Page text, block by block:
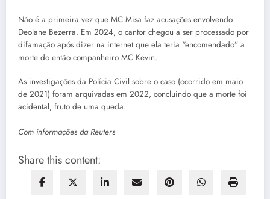
Não é a primeira vez que MC Misa faz acusações envolvendo
Deolane Bezerra. Em 2024, o cantor chegou a ser processado por
difamação após dizer na internet que ela teria “encomendado” a
morte do então companheiro MC Kevin.
As investigações da Polícia Civil sobre o caso (ocorrido em maio
de 2021) foram arquivadas em 2022, concluindo que a morte foi
acidental, fruto de uma queda.
Com informações da Reuters
Share this content: